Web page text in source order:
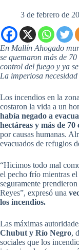
3 de febrero de
En Mallín Ahogado
se quemaron más de
control del fuego y ya
La imperiosa
Los incendios en la
costaron la vida a un
había negado a
hectáreas y más de 70
por causas humanas.
evacuados de refugios
“Hicimos todo mal
el pecho frío mientras el
seguramente
Reyes”, expresó una
los incendios.
Las máximas
Chubut y Río Negro,
sociales que los